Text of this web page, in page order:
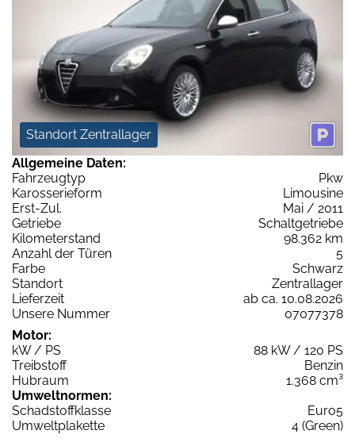
Standort Zentrallager
Allgemeine Daten:
Fahrzeugtyp
Pkw
Karosserieform
Limousine
Erst-Zul.
Mai / 2011
Getriebe
Schaltgetriebe
Kilometerstand
98.362 km
Anzahl der Türen
5
Farbe
Schwarz
Standort
Zentrallager
Lieferzeit
ab ca. 10.08.2026
Unsere Nummer
07077378
Motor:
kW / PS
88 kW / 120 PS
Treibstoff
Benzin
Hubraum
1.368 cm³
Umweltnormen:
Schadstoffklasse
Euro5
Umweltplakette
4 (Green)